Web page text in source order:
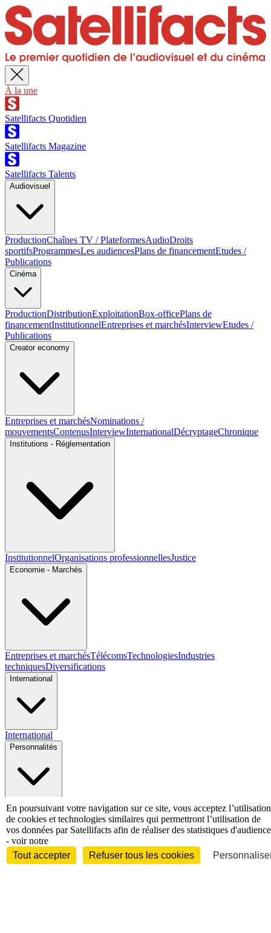
À la une
Satellifacts Quotidien
Satellifacts Magazine
Satellifacts Talents
Audiovisuel
ProductionChaînes TV / PlateformesAudioDroits
sportifsProgrammesLes audiencesPlans de financementEtudes /
Publications
Cinéma
ProductionDistributionExploitationBox-officePlans de
financementInstitutionnelEntreprises et marchésInterviewEtudes /
Publications
Creator economy
Entreprises et marchésNominations /
mouvementsContenusInterviewInternationalDécryptageChronique
Institutions - Réglementation
InstitutionnelOrganisations professionnellesJustice
Economie - Marchés
Entreprises et marchésTélécomsTechnologiesIndustries
techniquesDiversifications
International
International
Personnalités
InterviewBiographies Nominations /
mouvementsDistinctionsDisparitions VerbatimAu fil des (e)X
(tweets)
Festivals - Évènements
En poursuivant votre navigation sur ce site, vous acceptez l’utilisation
de cookies et technologies similaires qui permettront l’utilisation de
vos données par Satellifacts afin de réaliser des statistiques d'audience
- voir notre
Tout accepter
Refuser tous les cookies